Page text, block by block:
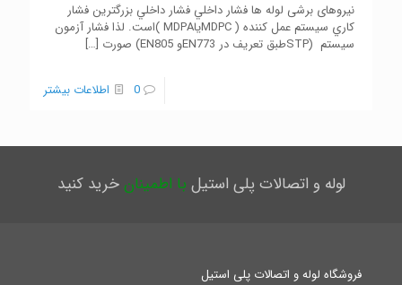
نيروهای برشی لوله ها فشار داخلي فشار داخلي بزرگترين فشار
كاري سيستم عمل كننده ( MDPCياMDPA )است. لذا فشار آزمون
سيستم (STPطبق تعريف در EN773و EN805) صورت
[…]
0 اطلاعات بیشتر
لوله و اتصالات پلی استیل با اطمینانخرید کنید
فروشگاه لوله و اتصالات پلی استیل